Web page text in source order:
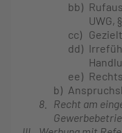
bb)
UWG,
cc)
dd)
ee)
b)
8.
Recht am